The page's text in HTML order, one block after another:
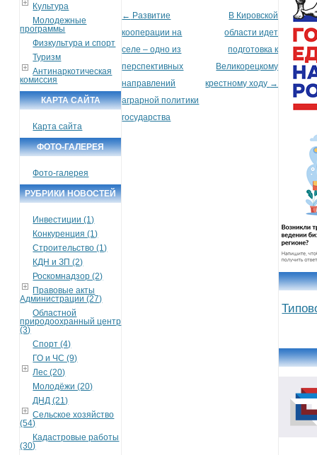
Культура
Молодежные
программы
Физкультура и спорт
Туризм
Антинаркотическая
комиссия
КАРТА САЙТА
Карта сайта
ФОТО-ГАЛЕРЕЯ
Фото-галерея
РУБРИКИ НОВОСТЕЙ
Инвестиции (1)
Конкуренция (1)
Строительство (1)
КДН и ЗП (2)
Роскомнадзор (2)
Правовые акты
Администрации (27)
Областной
природоохранный центр
(3)
Спорт (4)
ГО и ЧС (9)
Лес (20)
Молодёжи (20)
ДНД (21)
Сельское хозяйство
(54)
Кадастровые работы
(30)
Post navigation
← Развитие
кооперации на
селе – одно из
перспективных
направлений
аграрной политики
государства
В Кировской
области идет
подготовка к
Великорецкому
крестному ходу →